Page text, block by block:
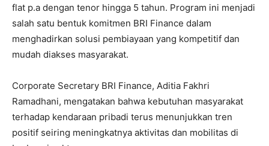
flat p.a dengan tenor hingga 5 tahun. Program ini menjadi
salah satu bentuk komitmen BRI Finance dalam
menghadirkan solusi pembiayaan yang kompetitif dan
mudah diakses masyarakat.
Corporate Secretary BRI Finance, Aditia Fakhri
Ramadhani, mengatakan bahwa kebutuhan masyarakat
terhadap kendaraan pribadi terus menunjukkan tren
positif seiring meningkatnya aktivitas dan mobilitas di